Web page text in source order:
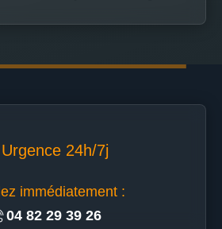
24h/7j
immédiatement :
04 82 29 39 26